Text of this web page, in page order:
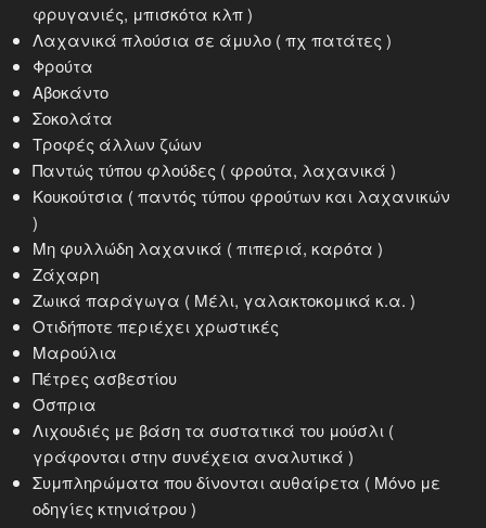
φρυγανιές, μπισκότα κλπ )
Λαχανικά πλούσια σε άμυλο ( πχ πατάτες )
Φρούτα
Αβοκάντο
Σοκολάτα
Τροφές άλλων ζώων
Παντώς τύπου φλούδες ( φρούτα, λαχανικά )
Κουκούτσια ( παντός τύπου φρούτων και λαχανικών
)
Μη φυλλώδη λαχανικά ( πιπεριά, καρότα )
Ζάχαρη
Ζωικά παράγωγα ( Μέλι, γαλακτοκομικά κ.α. )
Οτιδήποτε περιέχει χρωστικές
Μαρούλια
Πέτρες ασβεστίου
Όσπρια
Λιχουδιές με βάση τα συστατικά του μούσλι (
γράφονται στην συνέχεια αναλυτικά )
Συμπληρώματα που δίνονται αυθαίρετα ( Μόνο με
οδηγίες κτηνιάτρου )